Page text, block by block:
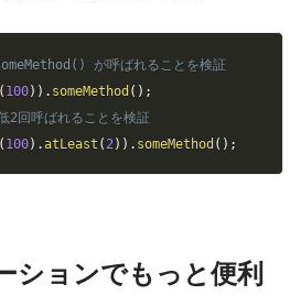
が呼ばれることを検証
( 100) ) . someMethod ( ) ;
回呼ばれることを検証
( 100) .atLeast ( 2 ) ) . someMethod ( ) ;
ションでもっと便利